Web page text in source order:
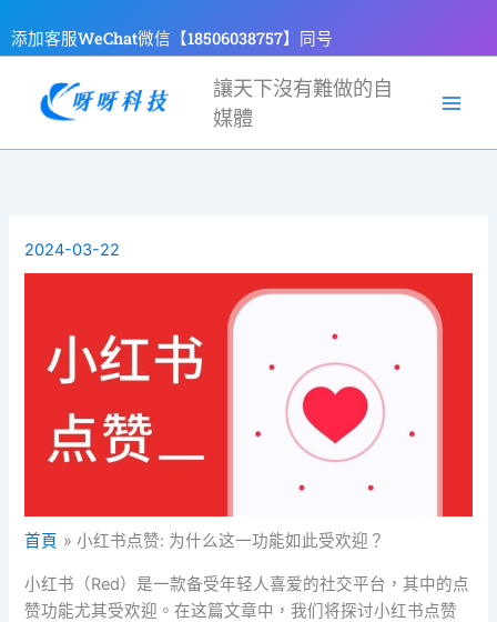
至
容
添加客服WeChat微信【18506038757】同号
讓天下沒有難做的自
媒體
2024-03-22
首頁 小红书点赞: 为什么这一功能如此受欢迎？
小红书（Red）是一款备受年轻人喜爱的社交平台，其中的点
赞功能尤其受欢迎。在这篇文章中，我们将探讨小红书点赞